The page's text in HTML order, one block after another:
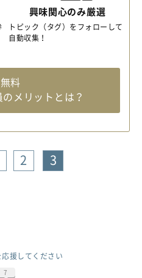
興味関心のみ厳選
トピック（タグ）をフォローして
自動収集！
料
メリットとは？
2 3
援してください
7